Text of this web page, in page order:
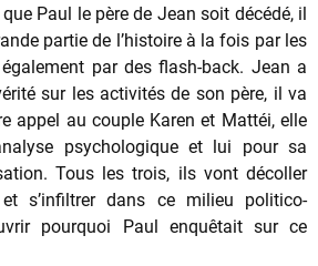
Paul le père de Jean soit décédé, il
partie de l’histoire à la fois par les
par des flash-back. Jean a
sur les activités de son père, il va
appel au couple Karen et Mattéi, elle
psychologique et lui pour sa
Tous les trois, ils vont décoller
s’infiltrer dans ce milieu politico-
pourquoi Paul enquêtait sur ce